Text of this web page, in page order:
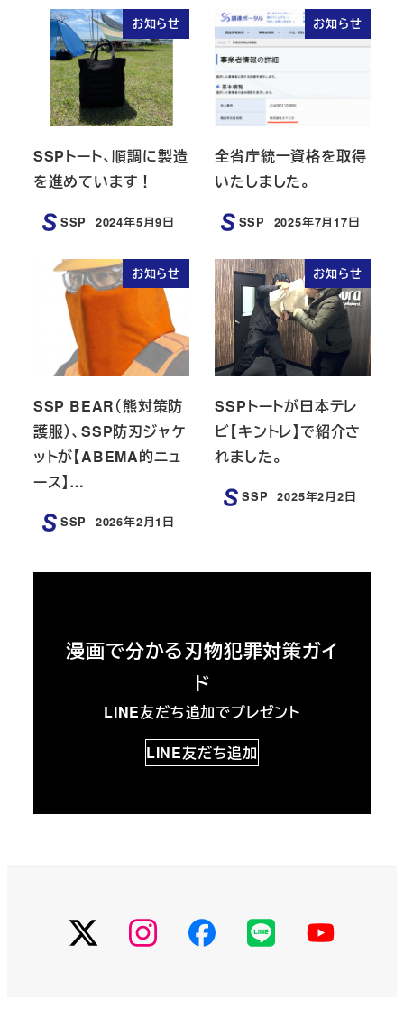
お知らせ
SSPトート、順調に製造
を進めています！
SSP
投稿日
2024年5月9日
お知らせ
全省庁統一資格を取得
いたしました。
SSP
投稿日
2025年7月17日
お知らせ
SSP BEAR（熊対策防
護服）、SSP防刃ジャケ
ットが【ABEMA的ニュ
ース】…
SSP
投稿日
2026年2月1日
お知らせ
SSPトートが日本テレ
ビ【キントレ】で紹介さ
れました。
SSP
投稿日
2025年2月2日
漫画で分かる刃物犯罪対策ガイ
ド
LINE友だち追加でプレゼント
LINE友だち追加
Instagram
Facebook
LINE